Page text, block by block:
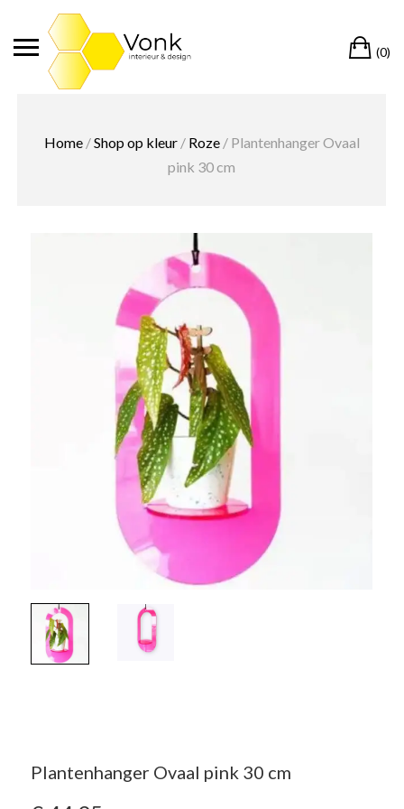
(0)
Home/Shop op kleur/ Roze/ Plantenhanger Ovaal
pink 30 cm
Plantenhanger Ovaal pink 30 cm